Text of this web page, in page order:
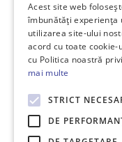
Link-uri utile
Informații utile vizionare
Contact
Soluționarea Online a
ANCP
Acest site web
îmbunătăți experiența
utilizarea site-ului
acord cu toate
cu Politica noastră
mai multe
STRICT
DE